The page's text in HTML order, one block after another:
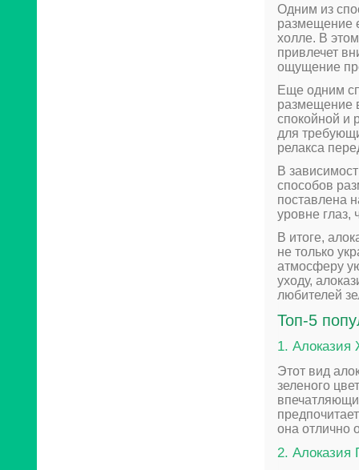
Одним из
размещение
холле. В
привлечет
ощущение
Еще одним
размещение
спокойной и
для
релакса
В
способов
поставлена
уровне глаз,
В итоге,
не только
атмосферу
уходу,
любителей
Топ-5
1. Алоказия
Этот вид
зеленого
она отлично
2. Алоказия